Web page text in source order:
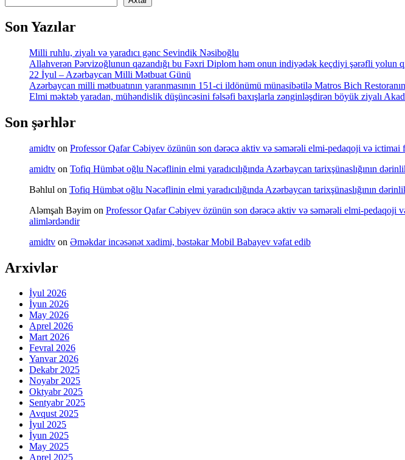
Son Yazılar
Milli ruhlu, ziyalı və yaradıcı gənc Sevindik Nəsiboğlu
Allahverən Pərvizoğlunun qazandığı bu Fəxri Diplom həm onun indiyədək keçdiyi şərəfli yolun
22 İyul – Azərbaycan Milli Mətbuat Günü
Azərbaycan milli mətbuatının yaranmasının 151-ci ildönümü münasibətilə Matros Bich
Elmi məktəb yaradan, mühəndislik düşüncəsini fəlsəfi baxışlarla zənginləşdirən böyük ziyalı
Son şərhlər
amidtv on Professor Qafar Cəbiyev özünün son dərəcə aktiv və səmərəli elmi-pedaqoji və
amidtv on Tofiq Hümbət oğlu Nəcəflinin elmi yaradıcılığında Azərbaycan tarixşünaslığının
Bəhlul on Tofiq Hümbət oğlu Nəcəflinin elmi yaradıcılığında Azərbaycan tarixşünaslığının
Aləmşah Bəyim on Professor Qafar Cəbiyev özünün son dərəcə aktiv və səmərəli elmi-
alimlərdəndir
amidtv on Əməkdar incəsənət xadimi, bəstəkar Mobil Babayev vəfat edib
Arxivlər
İyul 2026
İyun 2026
May 2026
Aprel 2026
Mart 2026
Fevral 2026
Yanvar 2026
Dekabr 2025
Noyabr 2025
Oktyabr 2025
Sentyabr 2025
Avqust 2025
İyul 2025
İyun 2025
May 2025
Aprel 2025